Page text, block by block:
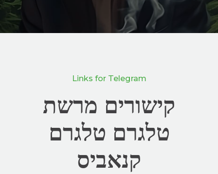
Links for Telegram
קישורים מרשת
טלגרם טלגרם
קנאביס